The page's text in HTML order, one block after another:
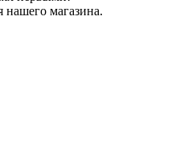
магазина.